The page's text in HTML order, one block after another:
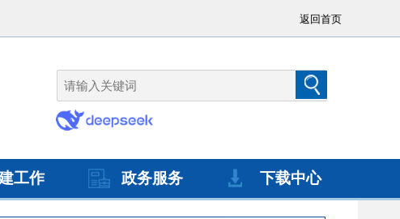
返回首页
工作 政务服务 下载中心